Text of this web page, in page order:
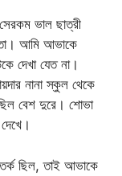
ভাল ছাত্রী
আমি আভাকে
দেখা যেত না।
নানা স্কুল থেকে
বেশ দুরে। শোভা
ছিল, তাই আভাকে